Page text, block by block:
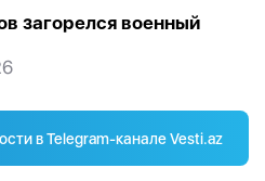
загорелся военный
в Telegram-канале Vesti.az